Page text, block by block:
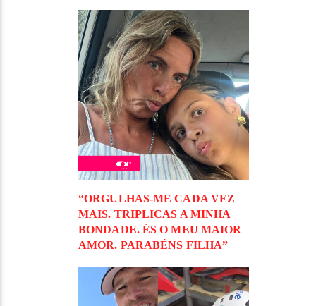
“ORGULHAS-ME CADA VEZ
MAIS. TRIPLICAS A MINHA
BONDADE. ÉS O MEU MAIOR
AMOR. PARABÉNS FILHA”